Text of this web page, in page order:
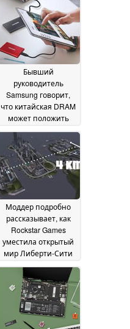
«RAMpocalypse» на
фоне резкого роста
цен на память03 July
2026
Бывший
руководитель
Samsung говорит,
что китайская DRAM
может положить
22
May 2026
Моддер подробно
рассказывает, как
Rockstar Games
уместила открытый
мир Либерти-Сити
Мб памяти PS2
17 May
2026